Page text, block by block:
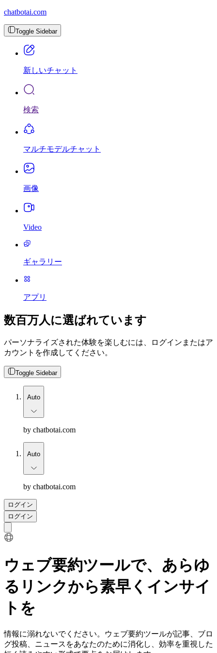
chatbotai.com
Toggle Sidebar
新しいチャット
検索
マルチモデルチャット
画像
Video
ギャラリー
アプリ
数百万人に選ばれています
パーソナライズされた体験を楽しむには、ログインまたはア
カウントを作成してください。
Toggle Sidebar
Auto
by chatbotai.com
Auto
by chatbotai.com
ログイン
ログイン
ウェブ要約ツールで、あらゆ
るリンクから素早くインサイ
トを
情報に溺れないでください。ウェブ要約ツールが記事、ブロ
グ投稿、ニュースをあなたのために消化し、効率を重視した